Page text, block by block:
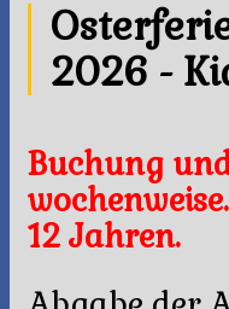
2026 -
Buchung
12 Jahren.